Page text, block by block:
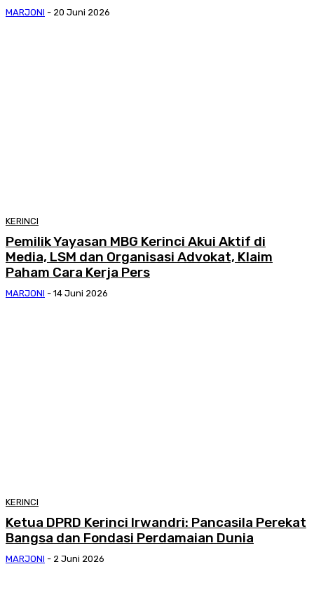
MARJONI - 20 Juni 2026
KERINCI
Pemilik Yayasan MBG Kerinci Akui Aktif di
Media, LSM dan Organisasi Advokat, Klaim
Paham Cara Kerja Pers
MARJONI - 14 Juni 2026
KERINCI
Ketua DPRD Kerinci Irwandri: Pancasila Perekat
Bangsa dan Fondasi Perdamaian Dunia
MARJONI - 2 Juni 2026